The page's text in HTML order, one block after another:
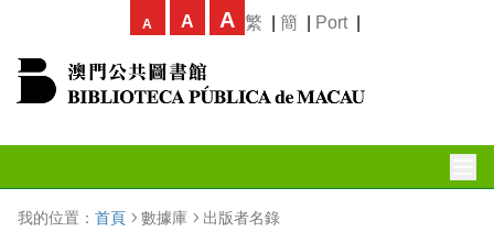
A A A 繁 簡 Port|
我的位置： 首頁 數據庫 出版者名錄